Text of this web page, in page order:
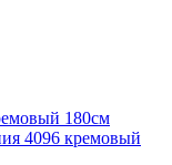
4096 кремовый